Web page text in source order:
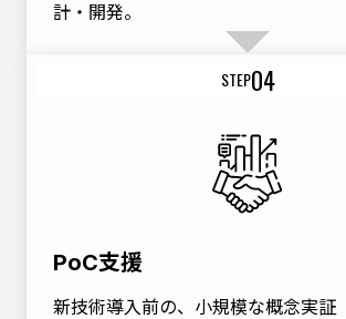
計・開発。
STEP04
PoC支援
新技術導入前の、小規模な概念実証